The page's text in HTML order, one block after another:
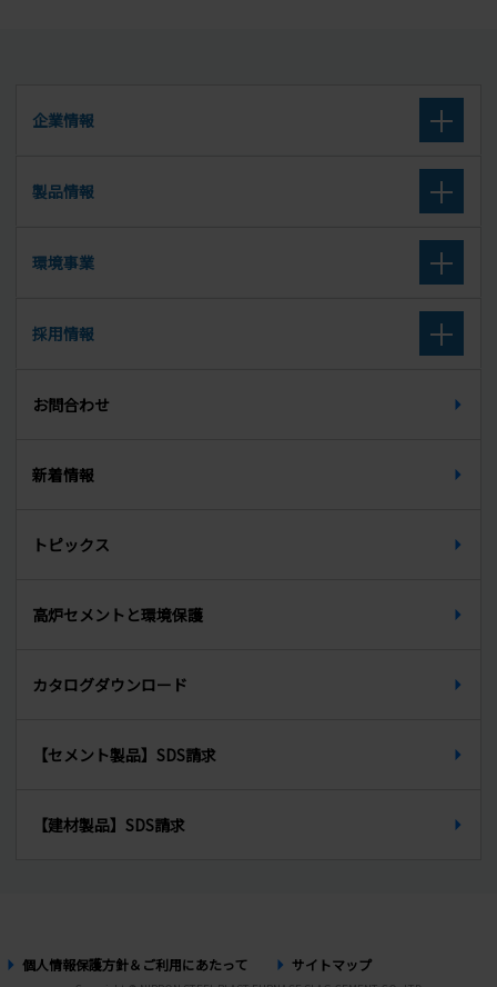
企業情報
企業理念
組織図
所在地
製品情報
高炉セメント
セルフレベリング材
天端材
環境事業
取扱廃棄物
採用情報
新卒募集要項（大学卒・大学院卒）
インターンシップ
先輩からのメッセージ
お問合わせ
新着情報
トピックス
高炉セメントと環境保護
カタログダウンロード
【セメント製品】SDS請求
【建材製品】SDS請求
個人情報保護方針＆ご利用にあたって サイトマップ